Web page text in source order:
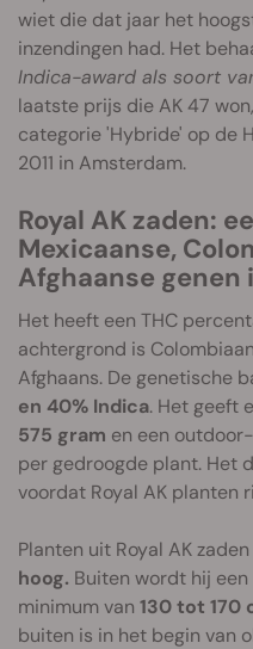
wiet die dat jaar het
inzendingen had. Het
Indica-award als soort
laatste prijs die AK 47
categorie 'Hybride' op de
2011 in Amsterdam.
Royal AK zaden:
Mexicaanse,
Afghaanse genen
Het heeft een THC
achtergrond is
Afghaans. De genetische
en 40% Indica. Het geeft
575 gram en een
per gedroogde plant. Het
voordat Royal AK planten
Planten uit Royal AK
hoog. Buiten wordt hij
minimum van 130 tot 170
buiten is in het begin van